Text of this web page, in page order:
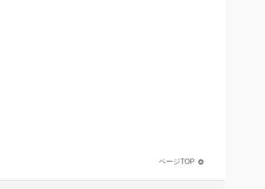
ページTOP